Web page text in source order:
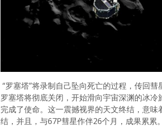
“罗塞塔”将录制自己坠向死亡的过程，传回
罗塞塔将彻底关闭，开始滑向宇宙深渊的冰
完成了使命。这一震撼视界的天文终结，意
结，并且，与67P彗星作伴26个月，成果累累。